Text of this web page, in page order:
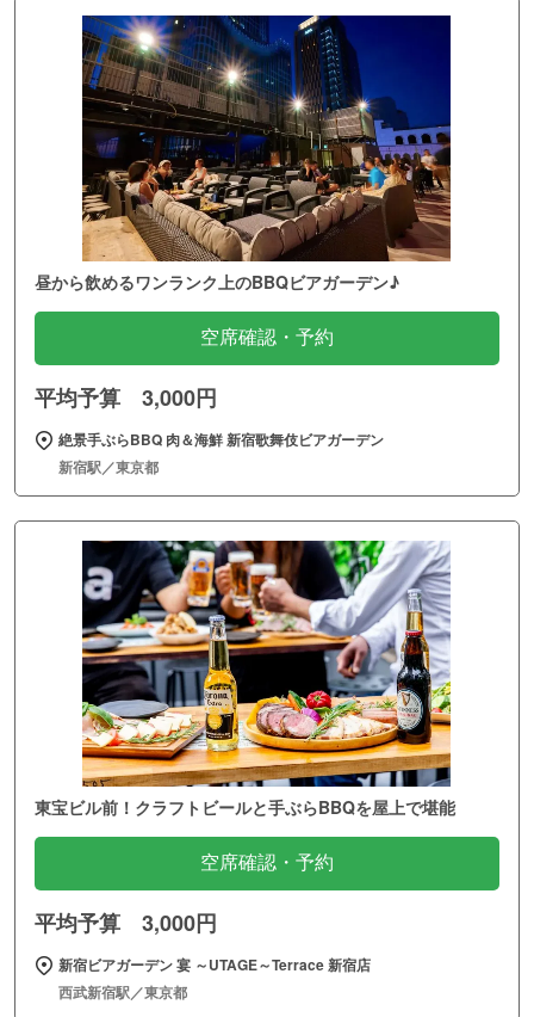
昼から飲めるワンランク上のBBQビアガーデン♪
空席確認・予約
平均予算 3,000円
絶景手ぶらBBQ 肉＆海鮮 新宿歌舞伎ビアガーデン
新宿駅／東京都
東宝ビル前！クラフトビールと手ぶらBBQを屋上で堪能
空席確認・予約
平均予算 3,000円
新宿ビアガーデン 宴 ～UTAGE～Terrace 新宿店
西武新宿駅／東京都